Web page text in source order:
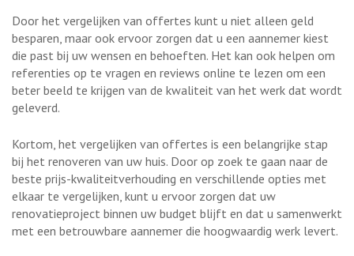
Door het vergelijken van offertes kunt u niet alleen geld
besparen, maar ook ervoor zorgen dat u een aannemer kiest
die past bij uw wensen en behoeften. Het kan ook helpen om
referenties op te vragen en reviews online te lezen om een
beter beeld te krijgen van de kwaliteit van het werk dat wordt
geleverd.
Kortom, het vergelijken van offertes is een belangrijke stap
bij het renoveren van uw huis. Door op zoek te gaan naar de
beste prijs-kwaliteitverhouding en verschillende opties met
elkaar te vergelijken, kunt u ervoor zorgen dat uw
renovatieproject binnen uw budget blijft en dat u samenwerkt
met een betrouwbare aannemer die hoogwaardig werk levert.